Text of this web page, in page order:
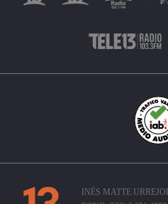
INÉS MATTE